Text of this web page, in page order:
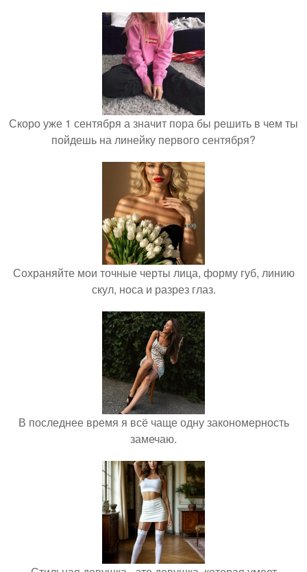
Скоро уже 1 сентября а значит пора бы решить в чем ты
пойдешь на линейку первого сентября?
Сохраняйте мои точные черты лица, форму губ, линию
скул, носа и разрез глаз.
В последнее время я всё чаще одну закономерность
замечаю.